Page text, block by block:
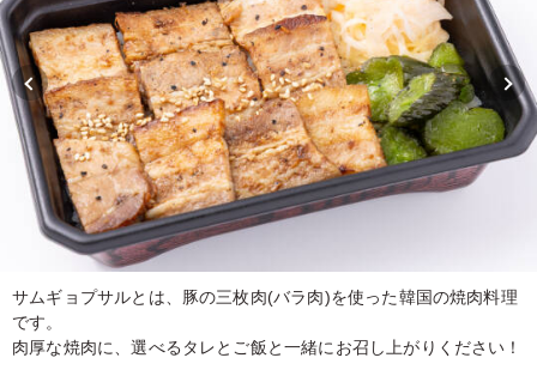
サムギョプサルとは、豚の三枚肉(バラ肉)を使った韓国の焼肉料理
です。
肉厚な焼肉に、選べるタレとご飯と一緒にお召し上がりください！